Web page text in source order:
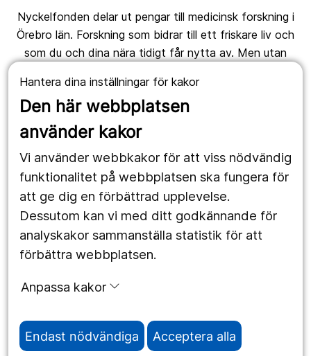
Hantera dina inställningar för kakor
Den här webbplatsen
använder kakor
Vi använder webbkakor för att viss nödvändig
funktionalitet på webbplatsen ska fungera för
att ge dig en förbättrad upplevelse.
Dessutom kan vi med ditt godkännande för
analyskakor sammanställa statistik för att
förbättra webbplatsen.
Anpassa kakor
Endast nödvändiga Acceptera alla
Nyckelfonden delar ut pengar till medicinsk forskning i
Örebro län. Forskning som bidrar till ett friskare liv och
som du och dina nära tidigt får nytta av. Men utan
roll.
Adress: Universitetssjukhuset, M-huset 701 85 Örebro
Telefon: 019-602 10 04
Epost: nyckelfonden@regionorebrolan.se